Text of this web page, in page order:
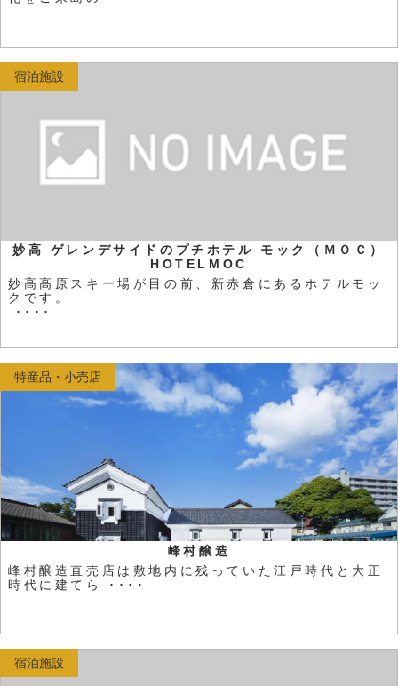
妙高 ゲレンデサイドのプチホテル モック（ＭＯＣ）
HOTELMOC
妙高高原スキー場が目の前、新赤倉にあるホテルモッ
クです。
････
宿泊施設
峰村醸造
峰村醸造直売店は敷地内に残っていた江戸時代と大正
時代に建てら ････
特産品・小売店
宿泊施設